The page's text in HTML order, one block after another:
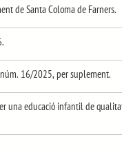
de Santa Coloma de Farners.
16/2025, per suplement.
una educació infantil de